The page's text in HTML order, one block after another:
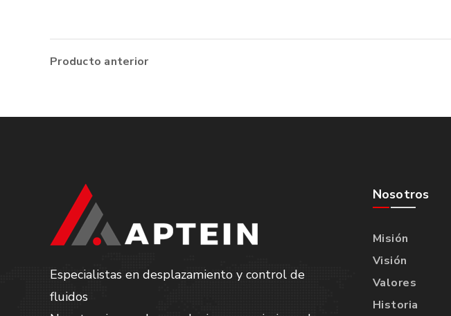
Producto anterior
Especialistas en desplazamiento y control de
fluidos
Nosotros
Misión
Visión
Valores
Historia